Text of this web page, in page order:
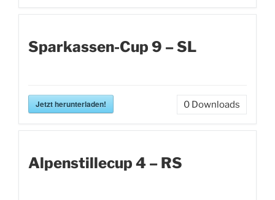
Sparkassen-Cup 9 – SL
Jetzt herunterladen! 0 Downloads
Alpenstillecup 4 – RS